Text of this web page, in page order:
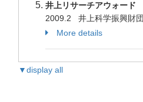
井上リサーチアウォード
2009.2 井上科学振興財
More details
▼display all